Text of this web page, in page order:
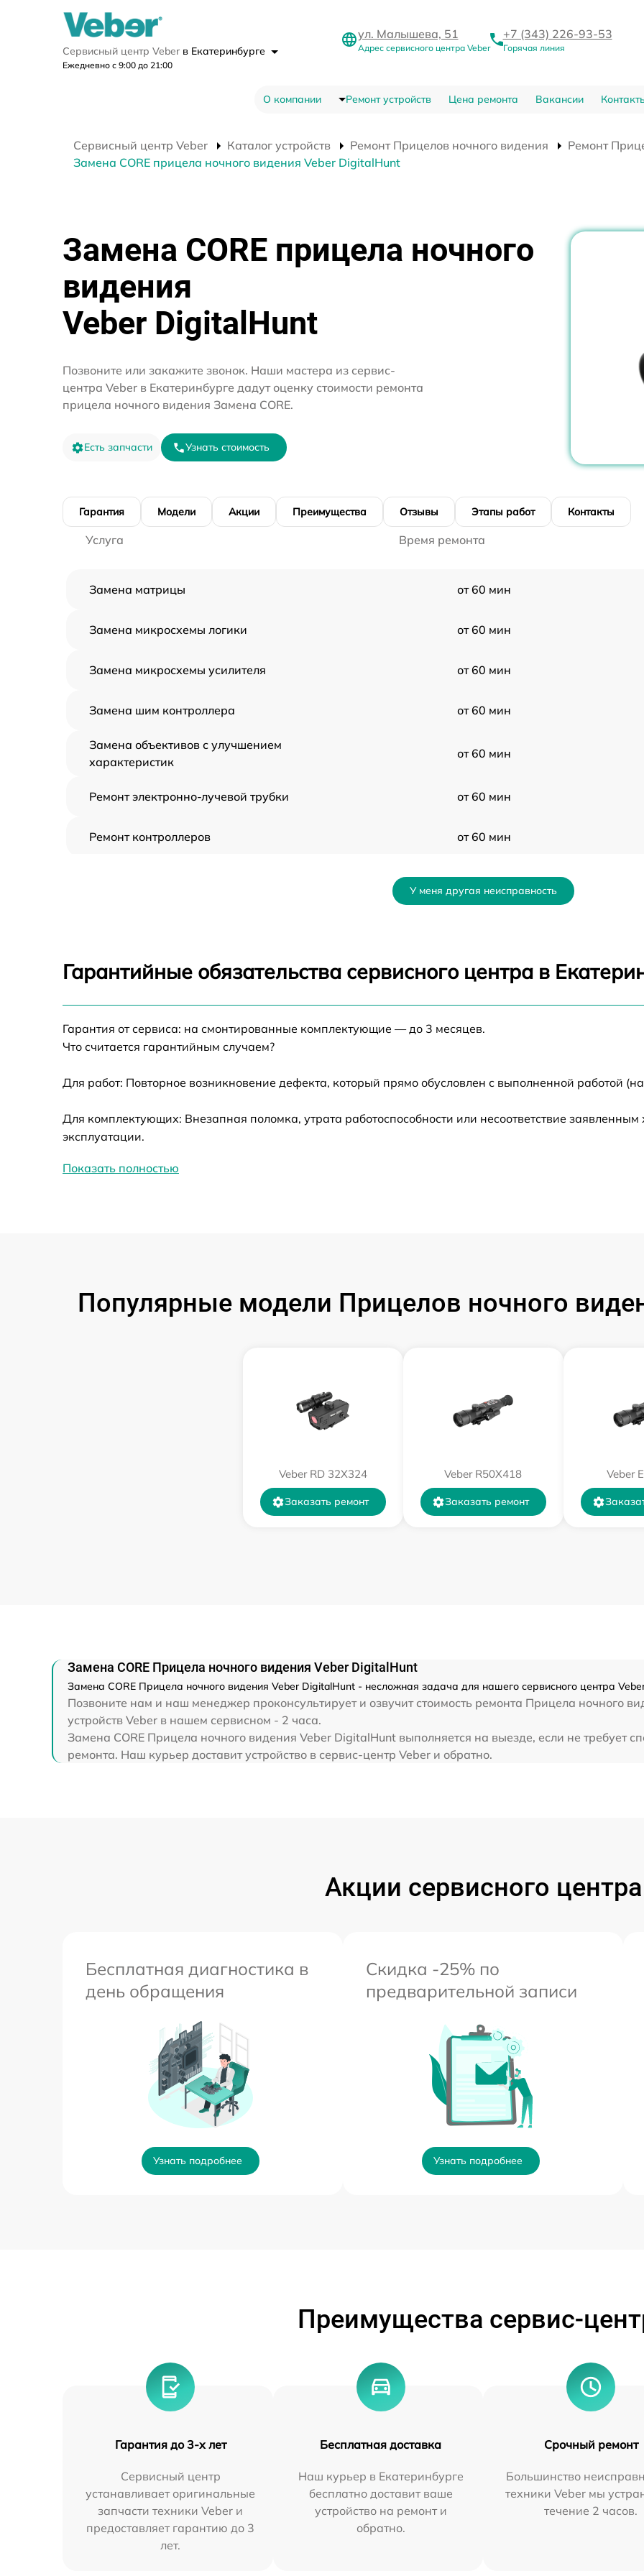
Сервисный центр Veber в Екатеринбурге
Ежедневно с 9:00 до 21:00
ул. Малышева, 51
Адрес сервисного центра Veber
+7 (343) 226-93-53
Горячая линия
О компании Ремонт устройств Цена ремонта Вакансии
Сервисный центр Veber Каталог устройств Ремонт Прицелов ночного видения
Ремонт
Замена CORE прицела ночного видения Veber DigitalHunt
Замена CORE прицела ночного
видения
Veber DigitalHunt
Позвоните или закажите звонок. Наши мастера из сервис-
центра Veber в Екатеринбурге дадут оценку стоимости ремонта
прицела ночного видения Замена CORE.
Есть запчасти Узнать стоимость
Гарантия Модели Акции Преимущества Отзывы Этапы работ Контакты
Услуга Время ремонта
Замена матрицы от 60 мин
Замена микросхемы логики от 60 мин
Замена микросхемы усилителя от 60 мин
Замена шим контроллера от 60 мин
Замена объективов с улучшением
характеристик
от 60 мин
Ремонт электронно-лучевой трубки от 60 мин
Ремонт контроллеров от 60 мин
от 60 мин
Калибровка и настройка тепловизора от 60 мин
других устройств
от 60 мин
Замена ключей управления от 60 мин
Ремонт цепи питания
от 60 мин
Восстановление после попадания влаги от 60 мин
У меня другая неисправность
Гарантийные обязательства сервисного центра в
Гарантия от сервиса: на смонтированные комплектующие — до 3 месяцев.
Что считается гарантийным случаем?
Для работ: Повторное возникновение дефекта, который прямо обусловлен с выполненной работой
Для комплектующих: Внезапная поломка, утрата работоспособности или несоответствие
эксплуатации.
Показать полностью
Популярные модели Прицелов ночного
Veber RD 32X324
Заказать ремонт
Veber R50X418
Заказать ремонт
Veber
Замена CORE Прицела ночного видения Veber DigitalHunt
Замена CORE Прицела ночного видения Veber DigitalHunt - несложная задача для нашего сервисного центра
Позвоните нам и наш менеджер проконсультирует и озвучит стоимость ремонта Прицела ночного
устройств Veber в нашем сервисном - 2 часа.
Замена CORE Прицела ночного видения Veber DigitalHunt выполняется на выезде, если не требует
ремонта. Наш курьер доставит устройство в сервис-центр Veber и обратно.
Акции сервисного центра
Бесплатная диагностика в
день обращения
Узнать подробнее
Скидка -25% по
предварительной записи
Узнать подробнее
Преимущества сервис-
Гарантия до 3-х лет
Сервисный центр
устанавливает оригинальные
запчасти техники Veber и
предоставляет гарантию до 3
лет.
Бесплатная доставка
Наш курьер в Екатеринбурге
бесплатно доставит ваше
устройство на ремонт и
обратно.
Срочный ремонт
Большинство
техники Veber мы
течение 2 часов.